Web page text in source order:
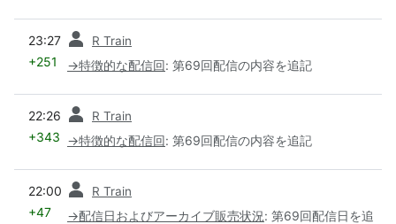
23:27 R Train
+251 →特徴的な配信回: 第69回配信の内容を追記
22:26 R Train
+343 →特徴的な配信回: 第69回配信の内容を追記
22:00 R Train
+47 →配信日およびアーカイブ販売状況: 第69回配信日を追